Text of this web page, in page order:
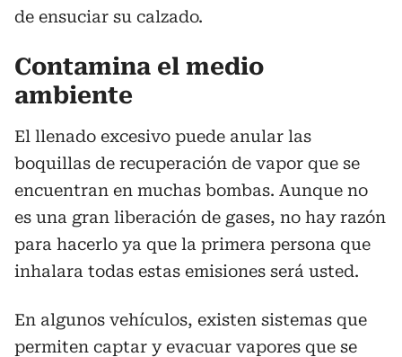
de ensuciar su calzado.
Contamina el medio
ambiente
El llenado excesivo puede anular las
boquillas de recuperación de vapor que se
encuentran en muchas bombas. Aunque no
es una gran liberación de gases, no hay razón
para hacerlo ya que la primera persona que
inhalara todas estas emisiones será usted.
En algunos vehículos, existen sistemas que
permiten captar y evacuar vapores que se